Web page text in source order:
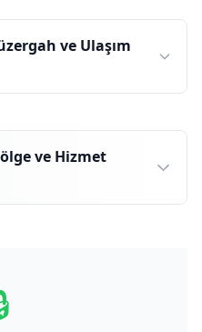
ve Ulaşım
ve Hizmet